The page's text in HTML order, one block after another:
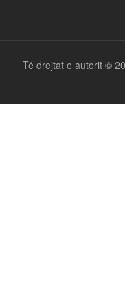
Të drejtat e autorit ©